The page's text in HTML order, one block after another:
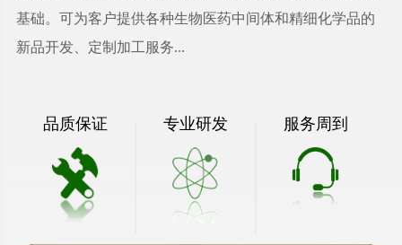
基础。可为客户提供各种生物医药中间体和精细化学品的
新品开发、定制加工服务...
品质保证 专业研发 服务周到